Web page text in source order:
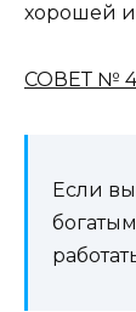
хорошей
СОВЕТ №
Если вы